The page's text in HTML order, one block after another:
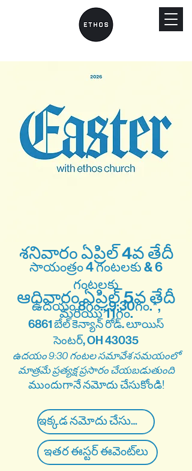
శనివారం ఏప్రిల్ 4వ తేదీ
సాయంత్రం 4 గంటలకు & 6
గంటలకు
ఆదివారం ఏప్రిల్ 5వ తేదీ
ఉదయం 8గం., 9:30గం.*,
మరియు 11గం.
6861 బేల్ కెన్యాన్ రోడ్. లూయిస్
సెంటర్, OH 43035
ఉదయం 9:30 గంటల సమావేశ సమయంలో
మాత్రమే ప్రత్యక్ష ప్రసారం చేయబడుతుంది
ముందుగానే నమోదు చేసుకోండి!
ఇక్కడ నమోదు చేసుకోండి
ఇతర ఈస్టర్ ఈవెంట్‌లు